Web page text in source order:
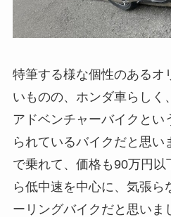
特筆する様な個性のあるオ
いものの、ホンダ車らしく
アドベンチャーバイクとい
られているバイクだと思い
で乗れて、価格も90万円
ら低中速を中心に、気張ら
ーリングバイクだと思いま